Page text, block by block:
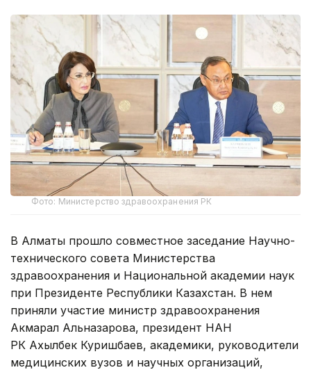
Фото: Министерство здравоохранения РК
В Алматы прошло совместное заседание Научно-
технического совета Министерства
здравоохранения и Национальной академии наук
при Президенте Республики Казахстан. В нем
приняли участие министр здравоохранения
Акмарал Альназарова, президент НАН
РК Ахылбек Куришбаев, академики, руководители
медицинских вузов и научных организаций,